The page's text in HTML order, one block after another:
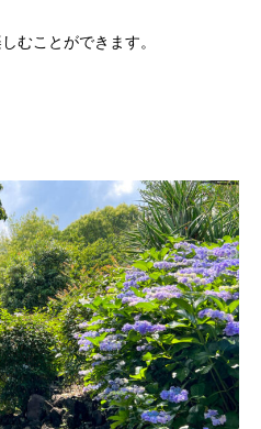
むことができます。